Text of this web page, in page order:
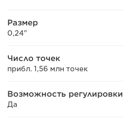
Размер
0,24"
Число точек
прибл. 1,56 млн точек
Возможность регулировки
Да